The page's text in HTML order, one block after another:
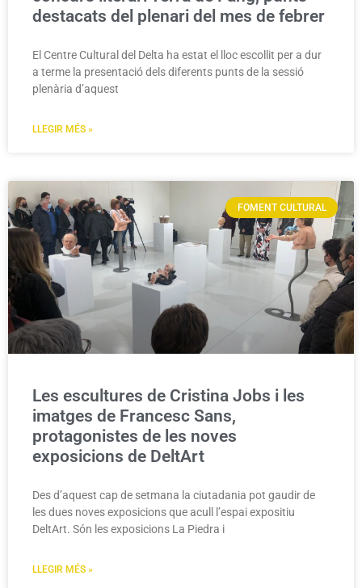
destacats del plenari del mes de febrer
El Centre Cultural del Delta ha estat el lloc escollit per a dur
a terme la presentació dels diferents punts de la sessió
plenària d’aquest
LLEGIR MÉS »
FOMENT CULTURAL
Les escultures de Cristina Jobs i les
imatges de Francesc Sans,
protagonistes de les noves
exposicions de DeltArt
Des d’aquest cap de setmana la ciutadania pot gaudir de
les dues noves exposicions que acull l’espai expositiu
DeltArt. Són les exposicions La Piedra i
LLEGIR MÉS »